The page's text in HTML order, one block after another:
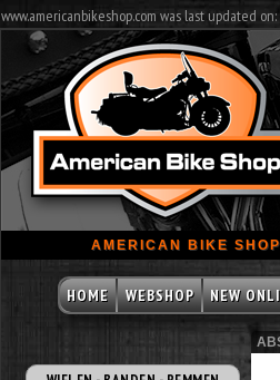
www.americanbikeshop.com was last updated
AMERICAN BIKE
HOME WEBSHOP NEW